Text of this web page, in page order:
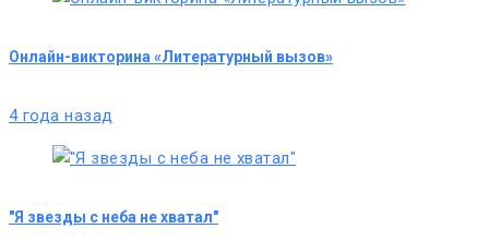
Онлайн-викторина «Литературный вызов»
4 года назад
"Я звезды с неба не хватал"